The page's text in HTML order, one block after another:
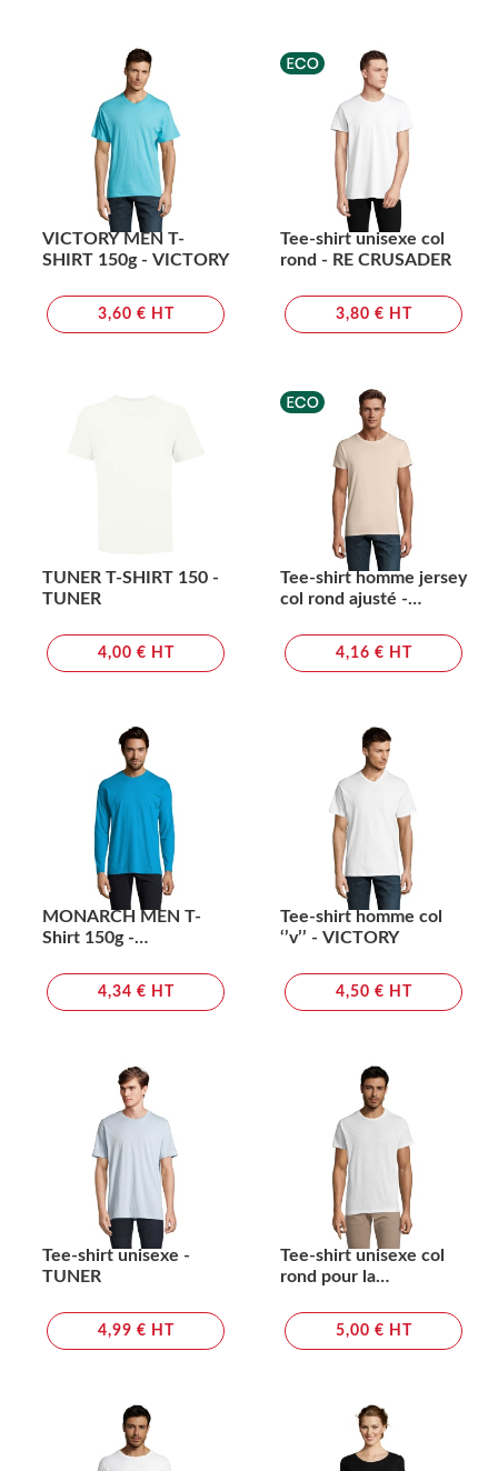
VICTORY MEN T-
SHIRT 150g - VICTORY
3,60 € HT
Tee-shirt unisexe col
rond - RE CRUSADER
3,80 € HT
TUNER T-SHIRT 150 -
TUNER
4,00 € HT
Tee-shirt homme jersey
col rond ajusté -
4,16 € HT
MONARCH MEN T-
Shirt 150g -
4,34 € HT
Tee-shirt homme col
‘’v’’ - VICTORY
4,50 € HT
Tee-shirt unisexe -
TUNER
4,99 € HT
Tee-shirt unisexe col
rond pour la
5,00 € HT